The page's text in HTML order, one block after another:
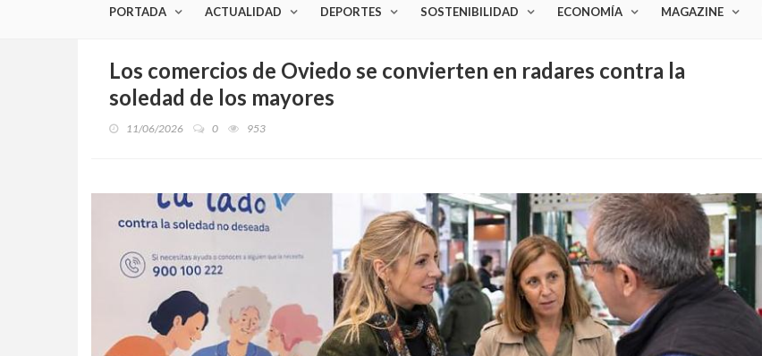
PORTADA ACTUALIDAD DEPORTES SOSTENIBILIDAD ECONOMÍA MAGAZINE
Los comercios de Oviedo se convierten en radares contra la
soledad de los mayores
11/06/2026 0 953